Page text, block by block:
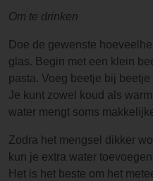
Om te drinken
Doe de gewenste
glas. Begin met een klein
pasta. Voeg beetje bij
Je kunt zowel koud als
water mengt soms
Zodra het mengsel dikker
kun je extra water
Het is het beste om het